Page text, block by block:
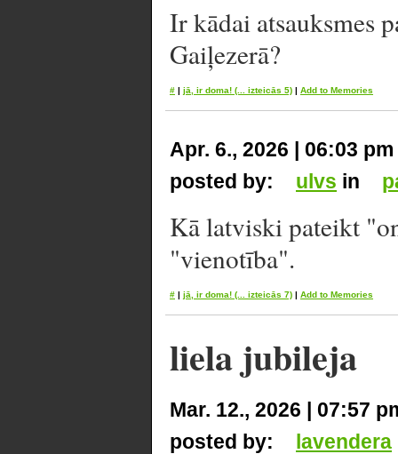
Ir kādai atsauksmes
Gaiļezerā?
# | jā, ir doma! (... izteicās 5) | Add to Memories
Apr. 6., 2026 | 06:03 pm
posted by:
ulvs in
Kā latviski pateikt
"vienotība".
# | jā, ir doma! (... izteicās 7) | Add to Memories
liela jubileja
Mar. 12., 2026 | 07:57
posted by:
lavendera